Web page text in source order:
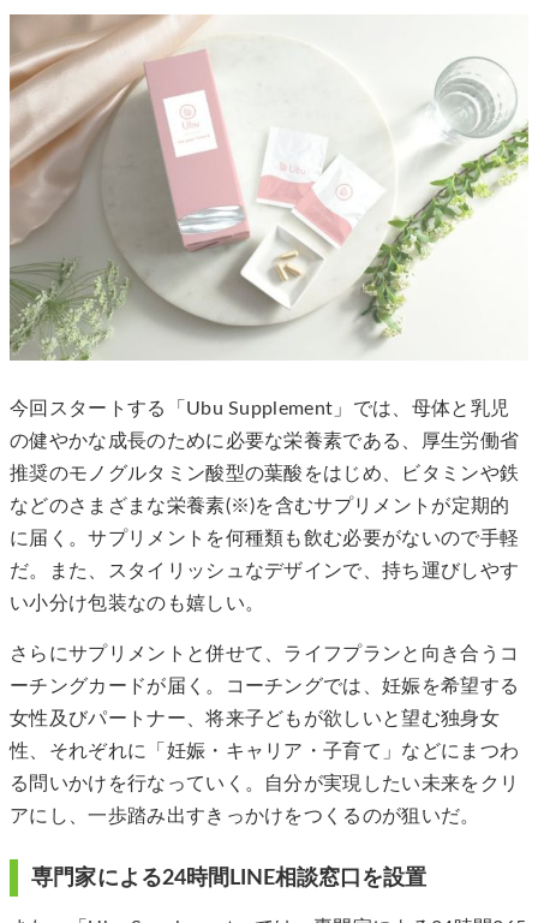
今回スタートする「Ubu Supplement」では、母体と乳児
の健やかな成長のために必要な栄養素である、厚生労働省
推奨のモノグルタミン酸型の葉酸をはじめ、ビタミンや鉄
などのさまざまな栄養素(※)を含むサプリメントが定期的
に届く。サプリメントを何種類も飲む必要がないので手軽
だ。また、スタイリッシュなデザインで、持ち運びしやす
い小分け包装なのも嬉しい。
さらにサプリメントと併せて、ライフプランと向き合うコ
ーチングカードが届く。コーチングでは、妊娠を希望する
女性及びパートナー、将来子どもが欲しいと望む独身女
性、それぞれに「妊娠・キャリア・子育て」などにまつわ
る問いかけを行なっていく。自分が実現したい未来をクリ
アにし、一歩踏み出すきっかけをつくるのが狙いだ。
専門家による24時間LINE相談窓口を設置